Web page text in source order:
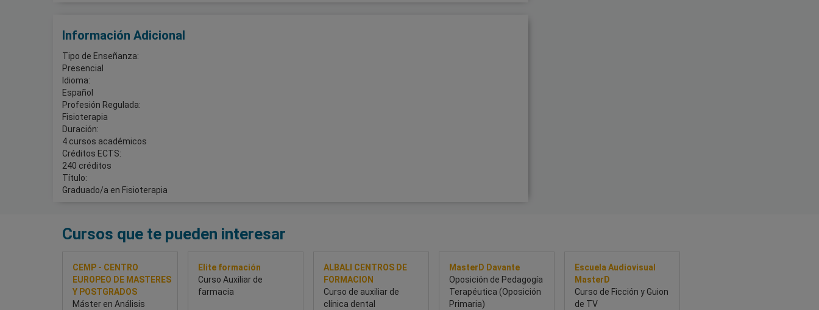
Información Adicional
Tipo de Enseñanza:
Presencial
Idioma:
Español
Profesión Regulada:
Fisioterapia
Duración:
4 cursos académicos
Créditos ECTS:
240 créditos
Título:
Graduado/a en Fisioterapia
Cursos que te pueden interesar
CEMP - CENTRO
EUROPEO DE MASTERES
Y POSTGRADOS
Máster en Análisis
Elite formación
Curso Auxiliar de
farmacia
ALBALI CENTROS DE
FORMACION
Curso de auxiliar de
clínica dental
MasterD Davante
Oposición de Pedagogía
Terapéutica (Oposición
Primaria)
Escuela Audiovisual
MasterD
Curso de Ficción y Guion
de TV